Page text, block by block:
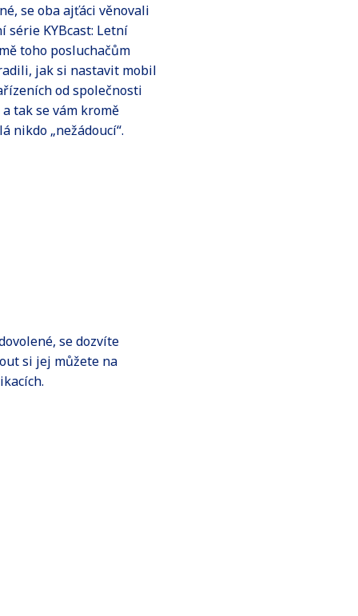
se oba ajťáci věnovali
série KYBcast: Letní
toho posluchačům
jak si nastavit mobil
od společnosti
tak se vám kromě
nikdo „nežádoucí“.
se dozvíte
si jej můžete na